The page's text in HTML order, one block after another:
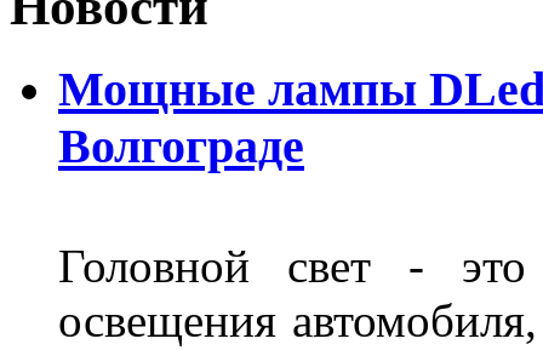
Мощные лампы DLed
Волгограде
Головной свет -
освещения